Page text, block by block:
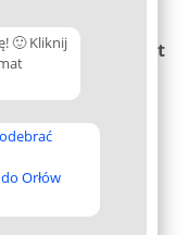
🙂 Kliknij
Orłów
Kontakt